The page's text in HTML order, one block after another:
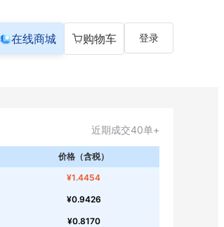
在线商城 购物车 登录
近期成交40单+
价格（含税）
¥1.4454
¥0.9426
¥0.8170